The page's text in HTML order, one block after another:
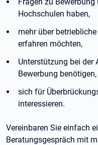
Hochschulen haben,
mehr über
erfahren möchten,
Unterstützung bei der
Bewerbung benötigen,
sich für
interessieren.
Vereinbaren Sie einfach
Beratungsgespräch mit